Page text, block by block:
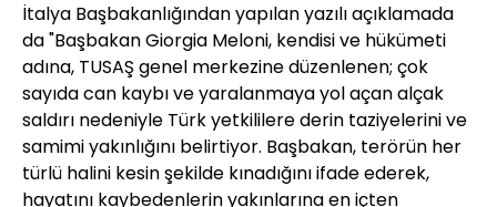
İtalya Başbakanlığından yapılan yazılı açıklamada
da "Başbakan Giorgia Meloni, kendisi ve hükümeti
adına, TUSAŞ genel merkezine düzenlenen; çok
sayıda can kaybı ve yaralanmaya yol açan alçak
saldırı nedeniyle Türk yetkililere derin taziyelerini ve
samimi yakınlığını belirtiyor. Başbakan, terörün her
türlü halini kesin şekilde kınadığını ifade ederek,
hayatını kaybedenlerin yakınlarına en içten